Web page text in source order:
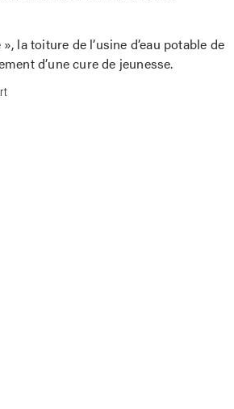
la toiture de l’usine d’eau potable de
d’une cure de jeunesse.